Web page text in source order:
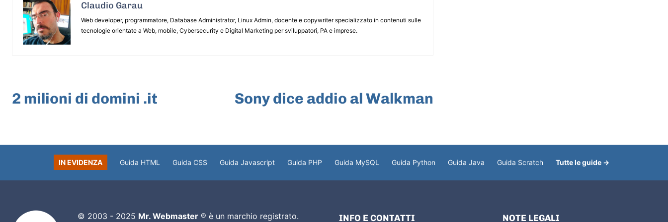
Claudio Garau
Web developer, programmatore, Database Administrator, Linux Admin, docente e copywriter specializzato in contenuti sulle
tecnologie orientate a Web, mobile, Cybersecurity e Digital Marketing per sviluppatori, PA e imprese.
2 milioni di domini .it Sony dice addio al Walkman
IN EVIDENZA Guida HTML Guida CSS Guida Javascript Guida PHP Guida MySQL Guida Python Guida Java Guida Scratch Tutte le guide →
© 2003 - 2025 Mr. Webmaster® è un marchio registrato. INFO E CONTATTI NOTE LEGALI